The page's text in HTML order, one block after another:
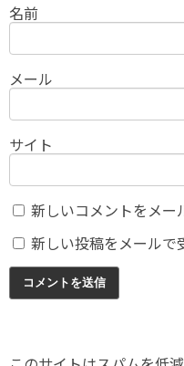
名前
メール
サイト
新しいコメントをメー
新しい投稿をメールで